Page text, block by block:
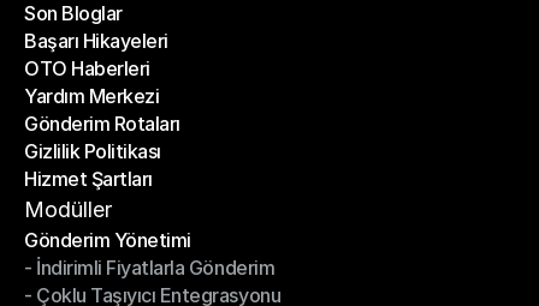
Son Bloglar
Son Bloglar
Başarı Hikayeleri
Başarı Hikayeleri
OTO Haberleri
OTO Haberleri
Yardım Merkezi
Yardım Merkezi
Gönderim Rotaları
Gönderim Rotaları
Gizlilik Politikası
Gizlilik Politikası
Hizmet Şartları
Hizmet Şartları
Modüller
Gönderim Yönetimi
Gönderim Yönetimi
- İndirimli Fiyatlarla Gönderim
- İndirimli Fiyatlarla Gönderim
- Çoklu Taşıyıcı Entegrasyonu